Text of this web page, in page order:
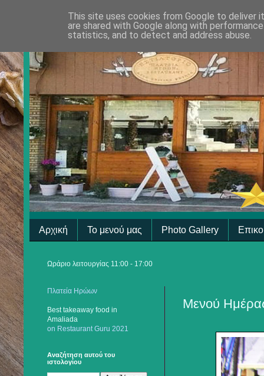
Αρχική Το μενού μας Photo Gallery
Ωράριο λειτουργίας 11:00 - 17:00
Μενού
Πλατεία Ηρώων
Best takeaway food in
Amaliada
on Restaurant Guru 2021
Αναζήτηση αυτού του
ιστολογίου
This site uses cookies from Google to deliver
are shared with Google along with
statistics, and to detect and address abuse.